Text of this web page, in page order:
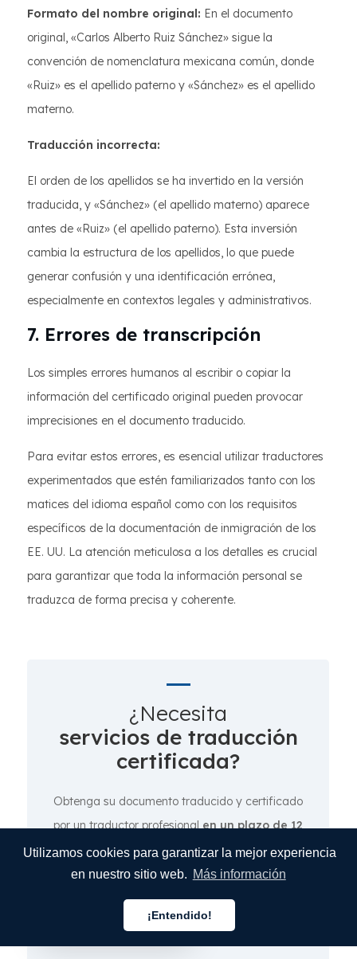
Utilizamos cookies para garantizar la mejor experiencia
en nuestro sitio web. Más información
¡Entendido!
Formato del nombre original: En el documento
original, «Carlos Alberto Ruiz Sánchez» sigue la
convención de nomenclatura mexicana común, donde
«Ruiz» es el apellido paterno y «Sánchez» es el apellido
materno.
Traducción incorrecta:
El orden de los apellidos se ha invertido en la versión
traducida, y «Sánchez» (el apellido materno) aparece
antes de «Ruiz» (el apellido paterno). Esta inversión
cambia la estructura de los apellidos, lo que puede
generar confusión y una identificación errónea,
especialmente en contextos legales y administrativos.
7. Errores de transcripción
Los simples errores humanos al escribir o copiar la
información del certificado original pueden provocar
imprecisiones en el documento traducido.
Para evitar estos errores, es esencial utilizar traductores
experimentados que estén familiarizados tanto con los
matices del idioma español como con los requisitos
específicos de la documentación de inmigración de los
EE. UU. La atención meticulosa a los detalles es crucial
para garantizar que toda la información personal se
traduzca de forma precisa y coherente.
¿Necesita
servicios de traducción
certificada?
Obtenga su documento traducido y certificado
por un traductor profesionalen un plazo de 12
horas.
Calcule el costo de su
traducción
Español